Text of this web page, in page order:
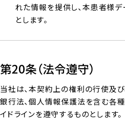
れた情報を提供し、本患者様
とします。
第20条（法令遵守）
当社は、本契約上の権利の行使及
銀行法、個人情報保護法を含む各
イドラインを遵守するものとします。